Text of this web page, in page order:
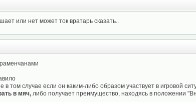
или нет может ток вратарь сказать..
том случае если он каким-либо образом участвует в игровой
в мяч, либо получает преимущество, находясь в положении